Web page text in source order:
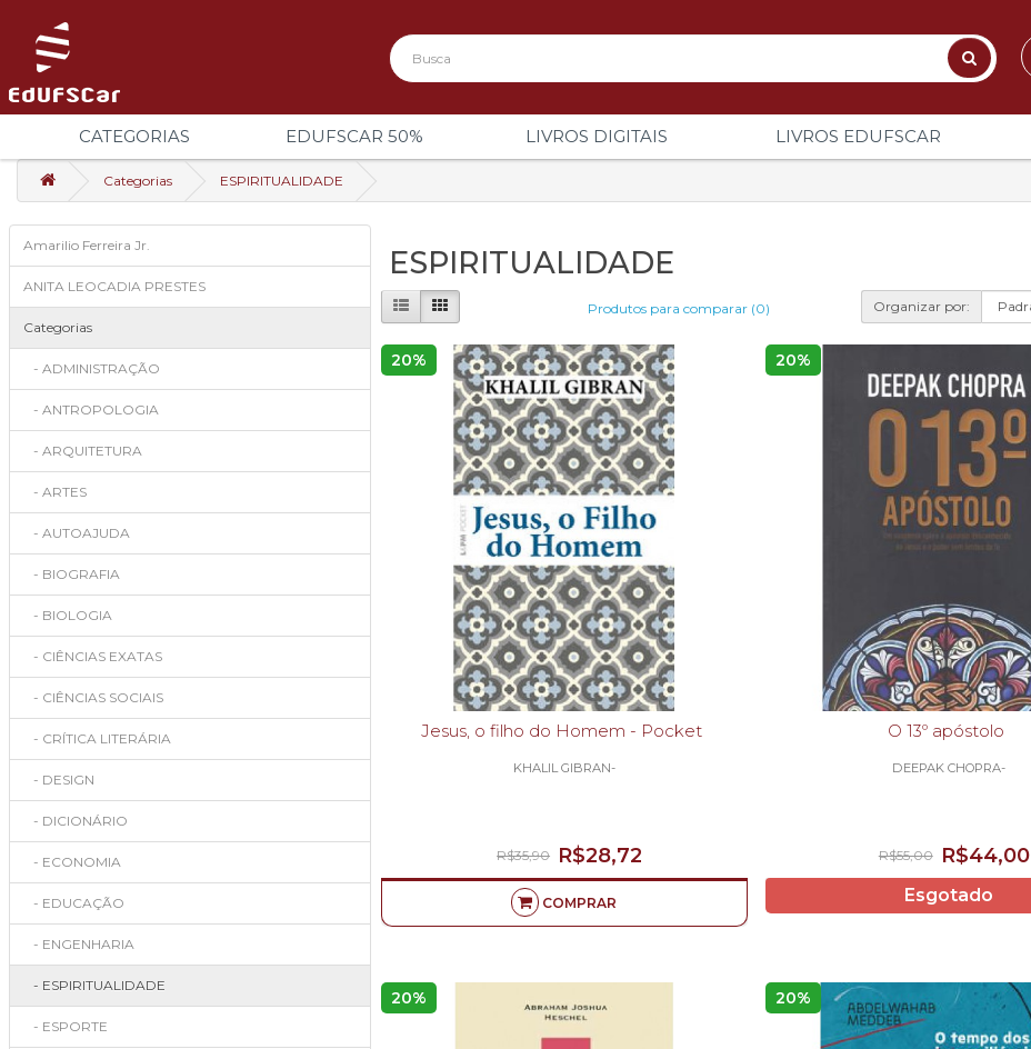
CATEGORIAS EDUFSCAR 50% LIVROS DIGITAIS LIVROS EDUFSCAR
Categorias ESPIRITUALIDADE
Amarilio Ferreira Jr.
ANITA LEOCADIA PRESTES
Categorias
- ADMINISTRAÇÃO
- ANTROPOLOGIA
- ARQUITETURA
- ARTES
- AUTOAJUDA
- BIOGRAFIA
- BIOLOGIA
- CIÊNCIAS EXATAS
- CIÊNCIAS SOCIAIS
- CRÍTICA LITERÁRIA
- DESIGN
- DICIONÁRIO
- ECONOMIA
- EDUCAÇÃO
- ENGENHARIA
- ESPIRITUALIDADE
- ESPORTE
ESPIRITUALIDADE
Produtos para comparar (0) Organizar por:
20%
Jesus, o filho do Homem - Pocket
KHALIL GIBRAN-
R$28,72
R$35,90
COMPRAR
20%
O 13º apóstolo
DEEPAK CHOPRA-
R$44,00
R$55,00
Esgotado
20% 20%